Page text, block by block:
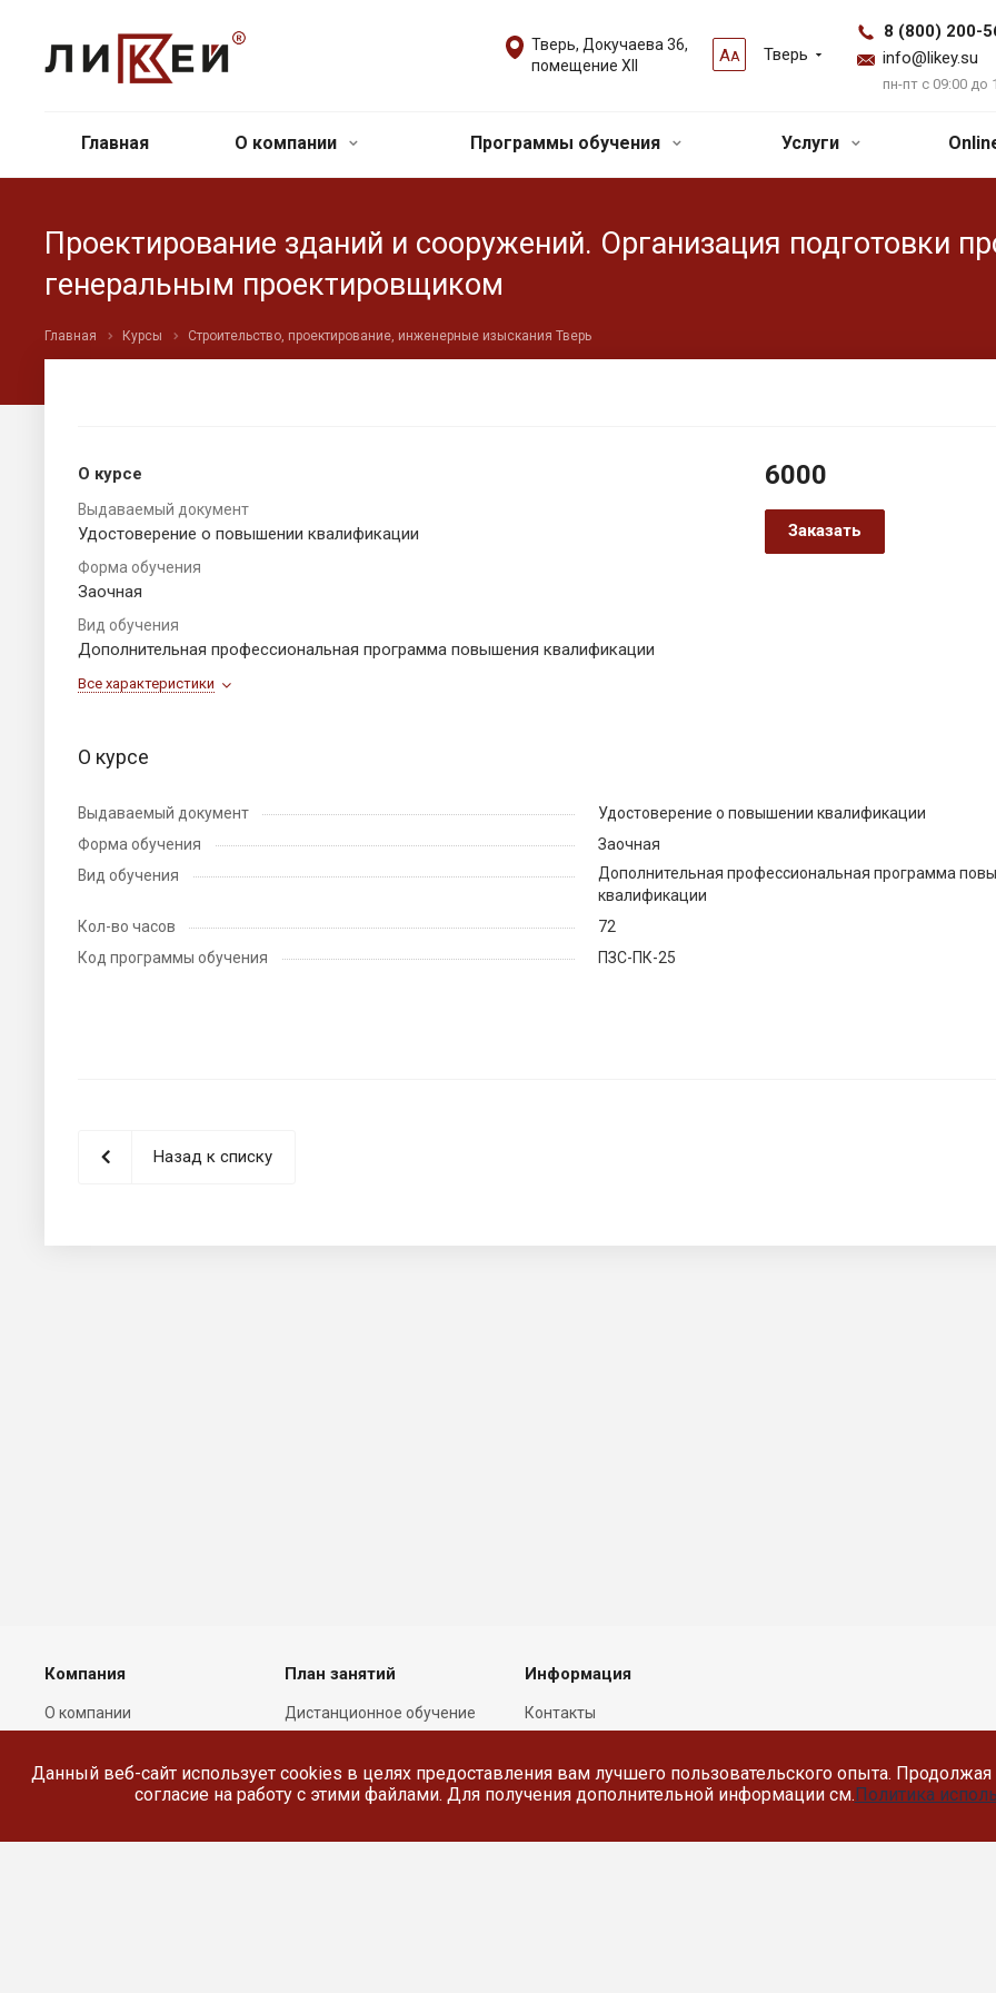
Данный веб-сайт использует cookies в целях предоставления вам лучшего пользовательского опыта. Продолжая
согласие на работу с этими файлами. Для получения дополнительной информации см.Политика
АА Тверь
8 (800) 200-
info@likey.su
пн-пт с 09:00 до
Тверь, Докучаева 36,
помещение XII
Главная О компании Программы обучения Услуги
Проектирование зданий и сооружений. Организация подготовки
генеральным проектировщиком
Главная Курсы Строительство, проектирование, инженерные изыскания Тверь
О курсе
Выдаваемый документ
Удостоверение о повышении квалификации
Форма обучения
Заочная
Вид обучения
Дополнительная профессиональная программа повышения квалификации
Все характеристики
6000
Заказать
О курсе
Выдаваемый документ
Удостоверение о повышении квалификации
Форма обучения
Заочная
Вид обучения
Дополнительная профессиональная программа
квалификации
Кол-во часов
72
Код программы обучения
ПЗС-ПК-25
Назад к списку
Компания
О компании
Сотрудники
План занятий
Дистанционное обучение
документов
Информация
Контакты
Политика в отношении
обработки персональных